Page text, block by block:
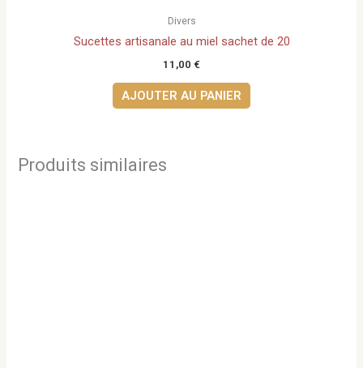
Divers
Sucettes artisanale au miel sachet de 20
11,00 €
AJOUTER AU PANIER
Produits similaires